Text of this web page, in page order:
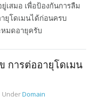
เสมอ เพื่อป้องกันการลืม
ยุโดเมนได้ก่อนครบ
มดอายุครับ
การต่ออายุโดเมน
UnderDomain